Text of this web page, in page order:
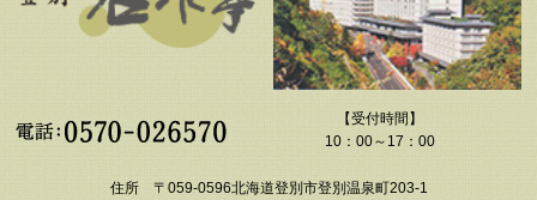
【受付時間】
10：00～17：00
住所 〒059-0596北海道登別市登別温泉町203-1